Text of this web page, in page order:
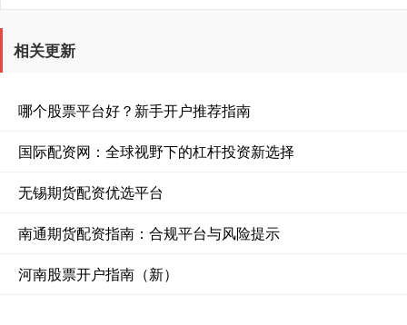
相关更新
哪个股票平台好？新手开户推荐指南
国际配资网：全球视野下的杠杆投资新选择
无锡期货配资优选平台
南通期货配资指南：合规平台与风险提示
河南股票开户指南（新）